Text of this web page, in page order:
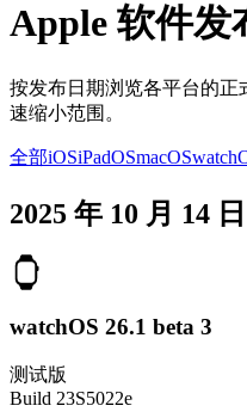
Apple 软件发
按发布日期浏览各平台的
速缩小范围。
全部iOSiPadOSmacOS
2025 年 10 月 14 日
watchOS 26.1 beta 3
测试版
Build 23S5022e